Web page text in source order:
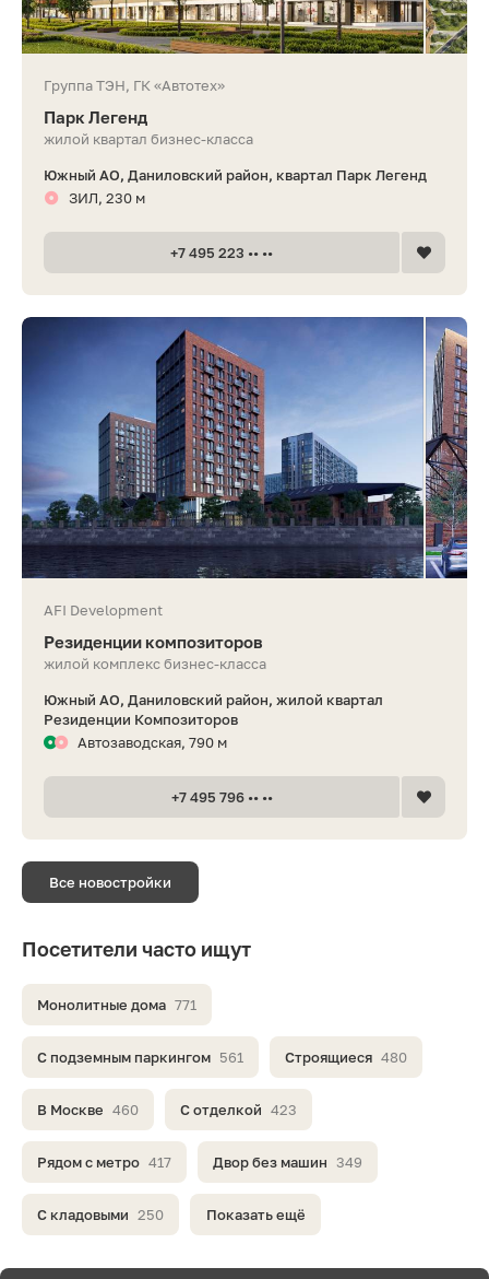
Группа ТЭН, ГК «Автотех»
Парк Легенд
жилой квартал бизнес-класса
Южный АО, Даниловский район, квартал Парк Легенд
ЗИЛ, 230 м
+7 495 223 •• ••
AFI Development
Резиденции композиторов
жилой комплекс бизнес-класса
Южный АО, Даниловский район, жилой квартал
Резиденции Композиторов
Автозаводская, 790 м
+7 495 796 •• ••
Все новостройки
Посетители часто ищут
Монолитные дома 771
С подземным паркингом 561 Строящиеся 480
В Москве 460 С отделкой 423
Рядом с метро 417 Двор без машин 349
С кладовыми 250 Показать ещё